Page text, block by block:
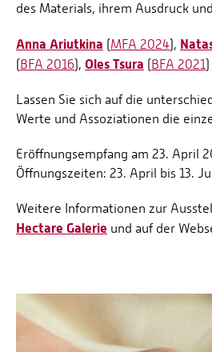
des Materials, ihrem Ausdruck
Anna Ariutkina (MFA 2024),
(BFA 2016), Oles Tsura (BFA 2021
Lassen Sie sich auf die
Werte und Assoziationen die
Eröffnungsempfang am 23. April
Öffnungszeiten: 23. April bis 13.
Weitere Informationen zur
Hectare Galerie und auf der